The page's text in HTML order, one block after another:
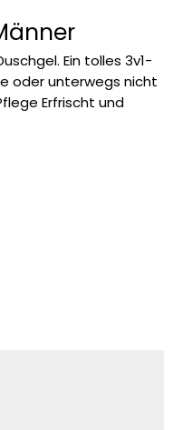
Ein tolles 3v1-
oder unterwegs nicht
Erfrischt und